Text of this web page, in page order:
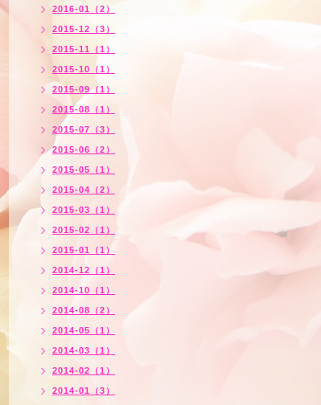
2016-01（2）
2015-12（3）
2015-11（1）
2015-10（1）
2015-09（1）
2015-08（1）
2015-07（3）
2015-06（2）
2015-05（1）
2015-04（2）
2015-03（1）
2015-02（1）
2015-01（1）
2014-12（1）
2014-10（1）
2014-08（2）
2014-05（1）
2014-03（1）
2014-02（1）
2014-01（3）